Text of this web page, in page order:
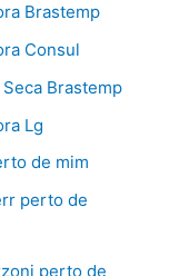
Brastemp
Consul
Brastemp
Lg
de mim
perto de
perto de